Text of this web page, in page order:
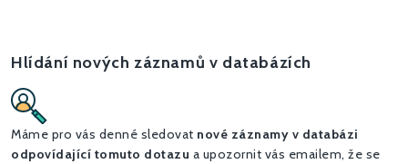
Hlídání nových záznamů v databázích
Máme pro vás denné sledovat nové záznamy v databázi
odpovídající tomuto dotazu a upozornit vás emailem, že se